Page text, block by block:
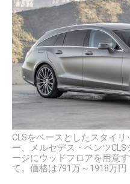
CLSをベースとしたスタイ
ー、メルセデス・ベンツ
ージにウッドフロアを用意
て。価格は791万～1918万円